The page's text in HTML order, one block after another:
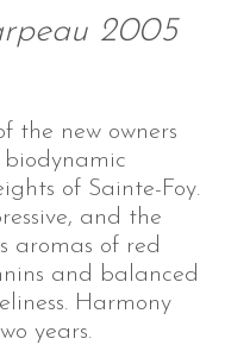
2005
the new owners
of Sainte-Foy.
and the
aromas of red
and balanced
Harmony
years.